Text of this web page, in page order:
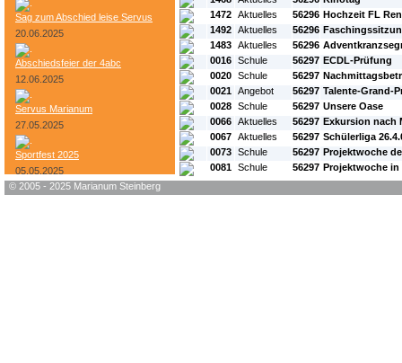
Sag zum Abschied leise Servus
20.06.2025
Abschiedsfeier der 4abc
12.06.2025
Servus Marianum
27.05.2025
Sportfest 2025
05.05.2025
1472 Aktuelles 56296 Hochzeit FL
1492 Aktuelles 56296
1483 Aktuelles 56296
0016 Schule 56297 ECDL-Prüfung
0020 Schule 56297
0021 Angebot 56297 Talente-Grand-
0028 Schule 56297 Unsere Oase
0066 Aktuelles 56297 Exkursion nach
0067 Aktuelles 56297 Schülerliga
0073 Schule 56297 Projektwoche
0081 Schule 56297 Projektwoche in
© 2005 - 2025 Marianum Steinberg